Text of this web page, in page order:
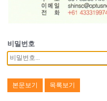
비밀번호
본문보기 목록보기